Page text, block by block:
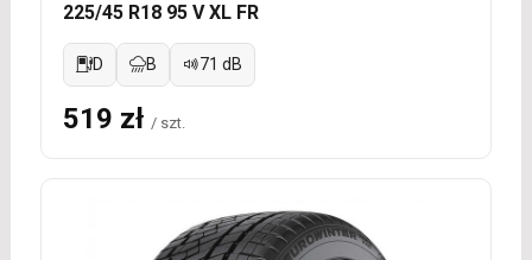
225/45 R18 95 V XL FR
D B 71 dB
519 zł / szt.